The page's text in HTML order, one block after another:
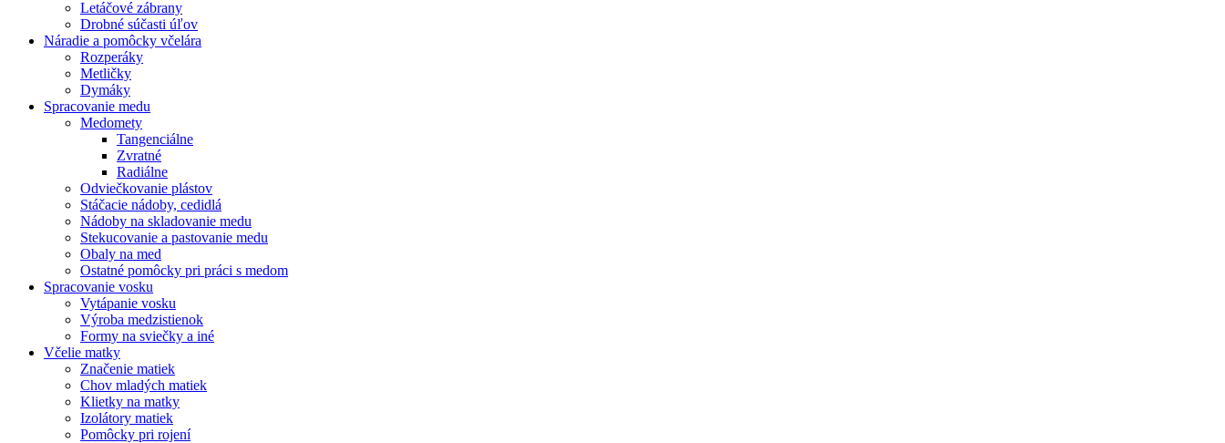
Letáčové zábrany
Drobné súčasti úľov
Náradie a pomôcky včelára
Rozperáky
Metličky
Dymáky
Spracovanie medu
Medomety
Tangenciálne
Zvratné
Radiálne
Odviečkovanie plástov
Stáčacie nádoby, cedidlá
Nádoby na skladovanie medu
Stekucovanie a pastovanie medu
Obaly na med
Ostatné pomôcky pri práci s medom
Spracovanie vosku
Vytápanie vosku
Výroba medzistienok
Formy na sviečky a iné
Včelie matky
Značenie matiek
Chov mladých matiek
Klietky na matky
Izolátory matiek
Pomôcky pri rojení